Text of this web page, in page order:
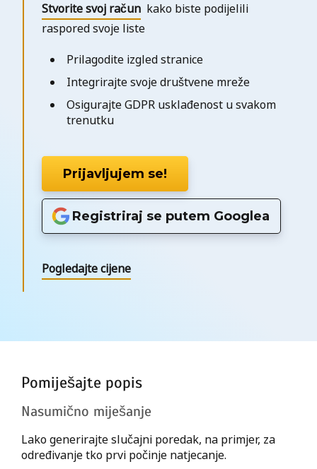
Pomiješajte popis
Nasumično miješanje
Lako generirajte slučajni poredak, na primjer, za
određivanje tko prvi počinje natjecanje.
Stvorite svoj račun kako biste podijelili
raspored svoje liste
Prilagodite izgled stranice
Integrirajte svoje društvene mreže
Osigurajte GDPR usklađenost u svakom
trenutku
Prijavljujem se!
Registriraj se putem Googlea
Pogledajte cijene